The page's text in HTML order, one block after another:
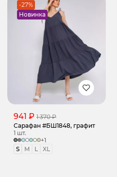
-27%
Новинка
941 ₽ 1 370 ₽
Сарафан #БШ1848, графит
1 шт.
+1
S
M L XL